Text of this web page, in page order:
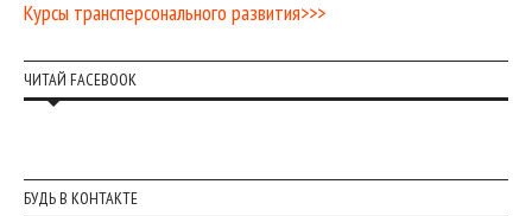
Курсы трансперсонального развития>>>
ЧИТАЙ FACEBOOK
БУДЬ В КОНТАКТЕ